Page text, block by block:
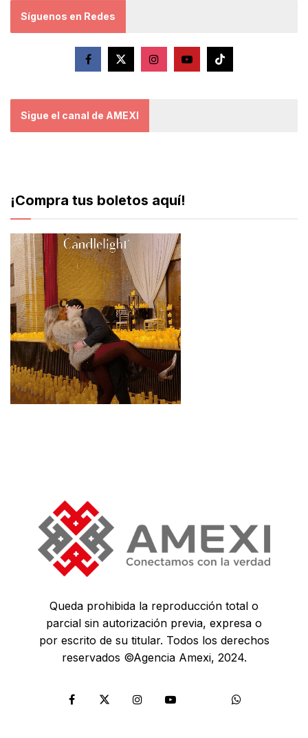
Síguenos en Redes
Sigue el canal de AMEXI
¡Compra tus boletos aquí!
Queda prohibida la reproducción total o
parcial sin autorización previa, expresa o
por escrito de su titular. Todos los derechos
reservados ©Agencia Amexi, 2024.